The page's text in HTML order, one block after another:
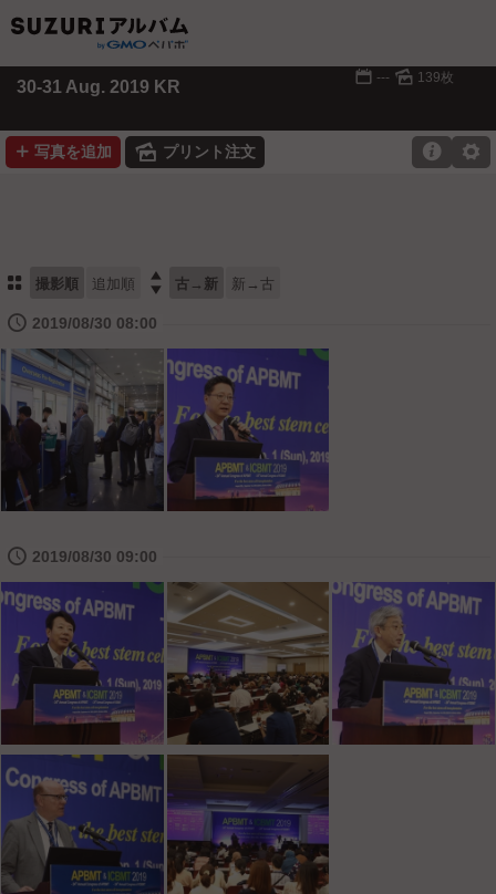
30-31 Aug. 2019 KR 📅 --- 🌄 139枚
➕ 写真を追加 🌄 プリント注文 ⚙

⚏ 撮影順 追加順  古→新 新→古
🕔 2019/08/30 08:00
🕔 2019/08/30 09:00